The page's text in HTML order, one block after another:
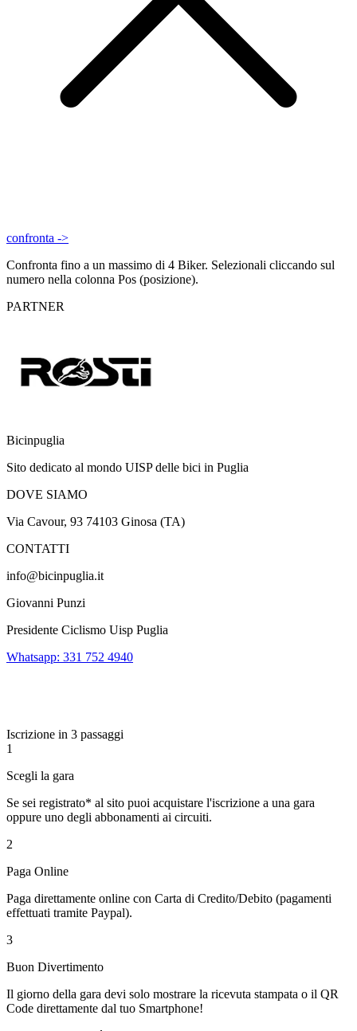
confronta ->
Confronta fino a un massimo di 4 Biker. Selezionali cliccando sul
numero nella colonna Pos (posizione).
PARTNER
Bicinpuglia
Sito dedicato al mondo UISP delle bici in Puglia
DOVE SIAMO
Via Cavour, 93 74103 Ginosa (TA)
CONTATTI
info@bicinpuglia.it
Giovanni Punzi
Presidente Ciclismo Uisp Puglia
Whatsapp: 331 752 4940
Iscrizione in 3 passaggi
1
Scegli la gara
Se sei registrato* al sito puoi acquistare l'iscrizione a una gara
oppure uno degli abbonamenti ai circuiti.
2
Paga Online
Paga direttamente online con Carta di Credito/Debito (pagamenti
effettuati tramite Paypal).
3
Buon Divertimento
Il giorno della gara devi solo mostrare la ricevuta stampata o il QR
Code direttamente dal tuo Smartphone!